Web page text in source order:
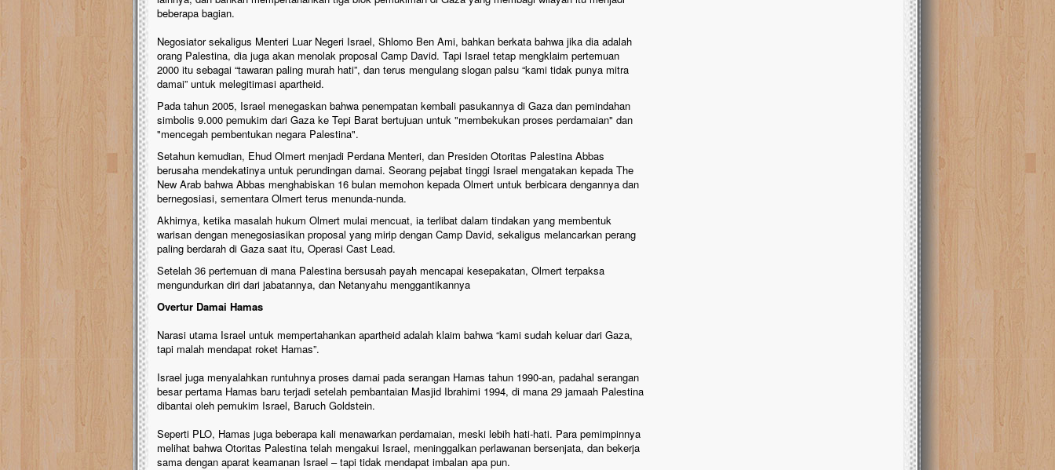
beberapa bagian.
Negosiator sekaligus Menteri Luar Negeri Israel, Shlomo Ben Ami, bahkan berkata bahwa jika dia adalah
orang Palestina, dia juga akan menolak proposal Camp David. Tapi Israel tetap mengklaim pertemuan
2000 itu sebagai “tawaran paling murah hati”, dan terus mengulang slogan palsu “kami tidak punya mitra
damai” untuk melegitimasi apartheid.
Pada tahun 2005, Israel menegaskan bahwa penempatan kembali pasukannya di Gaza dan pemindahan
simbolis 9.000 pemukim dari Gaza ke Tepi Barat bertujuan untuk "membekukan proses perdamaian" dan
"mencegah pembentukan negara Palestina".
Setahun kemudian, Ehud Olmert menjadi Perdana Menteri, dan Presiden Otoritas Palestina Abbas
berusaha mendekatinya untuk perundingan damai. Seorang pejabat tinggi Israel mengatakan kepada The
New Arab bahwa Abbas menghabiskan 16 bulan memohon kepada Olmert untuk berbicara dengannya dan
bernegosiasi, sementara Olmert terus menunda-nunda.
Akhirnya, ketika masalah hukum Olmert mulai mencuat, ia terlibat dalam tindakan yang membentuk
warisan dengan menegosiasikan proposal yang mirip dengan Camp David, sekaligus melancarkan perang
paling berdarah di Gaza saat itu, Operasi Cast Lead.
Setelah 36 pertemuan di mana Palestina bersusah payah mencapai kesepakatan, Olmert terpaksa
mengundurkan diri dari jabatannya, dan Netanyahu menggantikannya
Overtur Damai Hamas
Narasi utama Israel untuk mempertahankan apartheid adalah klaim bahwa “kami sudah keluar dari Gaza,
tapi malah mendapat roket Hamas”.
Israel juga menyalahkan runtuhnya proses damai pada serangan Hamas tahun 1990-an, padahal serangan
besar pertama Hamas baru terjadi setelah pembantaian Masjid Ibrahimi 1994, di mana 29 jamaah Palestina
dibantai oleh pemukim Israel, Baruch Goldstein.
Seperti PLO, Hamas juga beberapa kali menawarkan perdamaian, meski lebih hati-hati. Para pemimpinnya
melihat bahwa Otoritas Palestina telah mengakui Israel, meninggalkan perlawanan bersenjata, dan bekerja
sama dengan aparat keamanan Israel – tapi tidak mendapat imbalan apa pun.